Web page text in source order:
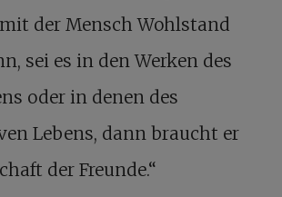
der Mensch Wohlstand
sei es in den Werken des
oder in denen des
Lebens, dann braucht er
der Freunde.“